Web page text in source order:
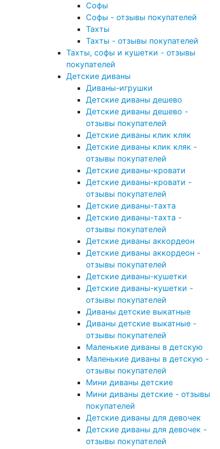
Софы
Софы - отзывы покупателей
Тахты
Тахты - отзывы покупателей
Тахты, софы и кушетки - отзывы
покупателей
Детские диваны
Диваны-игрушки
Детские диваны дешево
Детские диваны дешево -
отзывы покупателей
Детские диваны клик кляк
Детские диваны клик кляк -
отзывы покупателей
Детские диваны-кровати
Детские диваны-кровати -
отзывы покупателей
Детские диваны-тахта
Детские диваны-тахта -
отзывы покупателей
Детские диваны аккордеон
Детские диваны аккордеон -
отзывы покупателей
Детские диваны-кушетки
Детские диваны-кушетки -
отзывы покупателей
Диваны детские выкатные
Диваны детские выкатные -
отзывы покупателей
Маленькие диваны в детскую
Маленькие диваны в детскую -
отзывы покупателей
Мини диваны детские
Мини диваны детские - отзывы
покупателей
Детские диваны для девочек
Детские диваны для девочек -
отзывы покупателей